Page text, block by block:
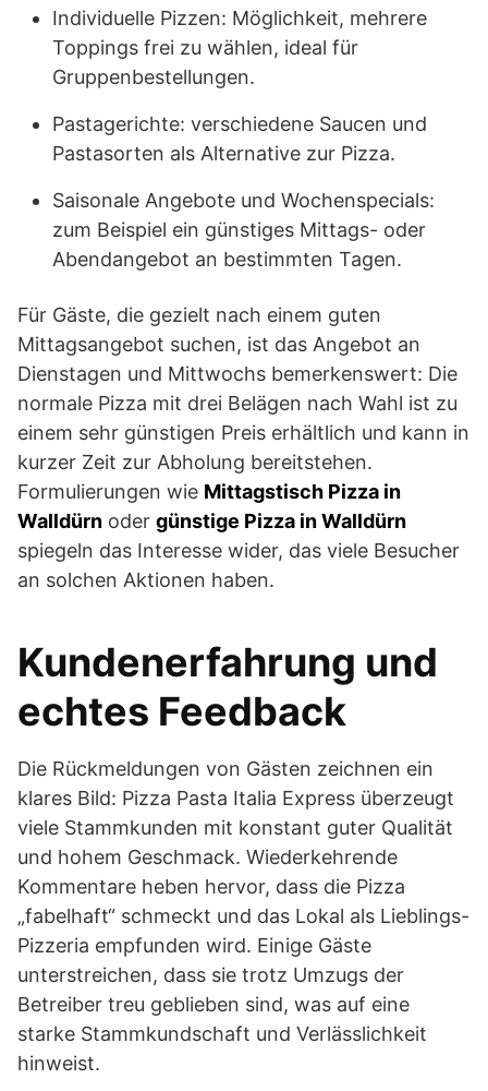
Individuelle Pizzen: Möglichkeit, mehrere
Toppings frei zu wählen, ideal für
Gruppenbestellungen.
Pastagerichte: verschiedene Saucen und
Pastasorten als Alternative zur Pizza.
Saisonale Angebote und Wochenspecials:
zum Beispiel ein günstiges Mittags- oder
Abendangebot an bestimmten Tagen.
Für Gäste, die gezielt nach einem guten
Mittagsangebot suchen, ist das Angebot an
Dienstagen und Mittwochs bemerkenswert: Die
normale Pizza mit drei Belägen nach Wahl ist zu
einem sehr günstigen Preis erhältlich und kann in
kurzer Zeit zur Abholung bereitstehen.
Formulierungen wie Mittagstisch Pizza in
Walldürn oder günstige Pizza in Walldürn
spiegeln das Interesse wider, das viele Besucher
an solchen Aktionen haben.
Kundenerfahrung und
echtes Feedback
Die Rückmeldungen von Gästen zeichnen ein
klares Bild: Pizza Pasta Italia Express überzeugt
viele Stammkunden mit konstant guter Qualität
und hohem Geschmack. Wiederkehrende
Kommentare heben hervor, dass die Pizza
„fabelhaft“ schmeckt und das Lokal als Lieblings-
Pizzeria empfunden wird. Einige Gäste
unterstreichen, dass sie trotz Umzugs der
Betreiber treu geblieben sind, was auf eine
starke Stammkundschaft und Verlässlichkeit
hinweist.